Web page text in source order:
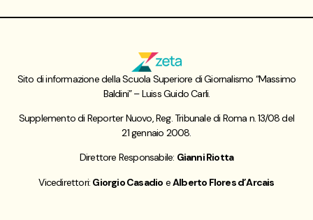
Sito di informazione della Scuola Superiore di Giornalismo “Massimo
Baldini” – Luiss Guido Carli.
Supplemento di Reporter Nuovo, Reg. Tribunale di Roma n. 13/08 del
21 gennaio 2008.
Direttore Responsabile: Gianni Riotta
Vicedirettori: Giorgio Casadio eAlberto Flores d’Arcais